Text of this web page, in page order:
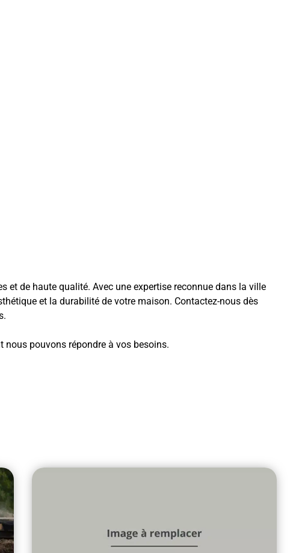
de haute qualité. Avec une expertise reconnue dans la ville
et la durabilité de votre maison. Contactez-nous dès
nous pouvons répondre à vos besoins.